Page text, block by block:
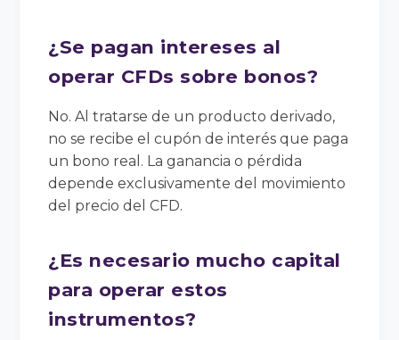
¿Se pagan intereses al
operar CFDs sobre bonos?
No. Al tratarse de un producto derivado,
no se recibe el cupón de interés que paga
un bono real. La ganancia o pérdida
depende exclusivamente del movimiento
del precio del CFD.
¿Es necesario mucho capital
para operar estos
instrumentos?